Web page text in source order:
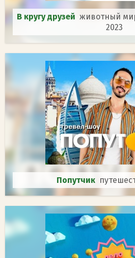
В кругу друзей животный
2023
Попутчик